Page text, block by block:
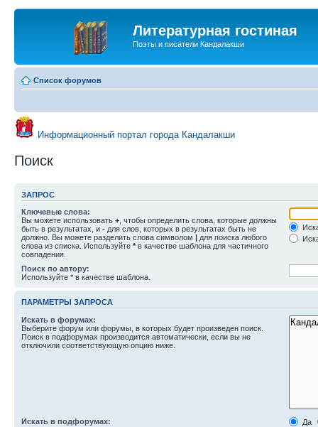
Литературная гостиная
Поэты и писатели Кандалакши
Список форумов
Информационный портал города Кандалакши
Поиск
ЗАПРОС
Ключевые слова:
Вы можете использовать + , чтобы определить слова, которые должны
быть в результатах, и - для слов, которых в результатах быть не
должно. Вы можете разделить слова символом | для поиска любого
слова из списка. Используйте * в качестве шаблона для частичного
совпадения.
Поиск по автору:
Используйте * в качестве шаблона.
ПАРАМЕТРЫ ЗАПРОСА
Искать в форумах:
Выберите форум или форумы, в которых будет произведен поиск.
Поиск в подфорумах производится автоматически, если вы не
отключили соответствующую опцию ниже.
Искать в подфорумах:
Да